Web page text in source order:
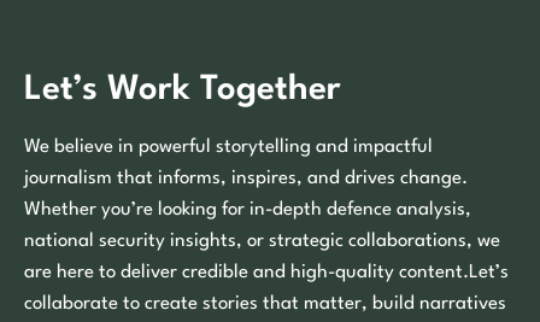
Let’s Work Together
We believe in powerful storytelling and impactful
journalism that informs, inspires, and drives change.
Whether you’re looking for in-depth defence analysis,
national security insights, or strategic collaborations, we
are here to deliver credible and high-quality content.Let’s
collaborate to create stories that matter, build narratives